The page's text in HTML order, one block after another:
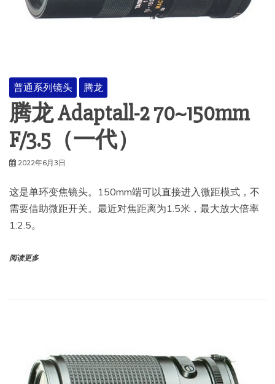
普通系列镜头 腾龙
腾龙 Adaptall-2 70~150mm
F/3.5（一代）
2022年6月3日
这是单环变焦镜头。150mm端可以直接进入微距模式，不
需要借助微距开关。最近对焦距离为1.5米，最大放大倍率
1:2.5。
阅读更多